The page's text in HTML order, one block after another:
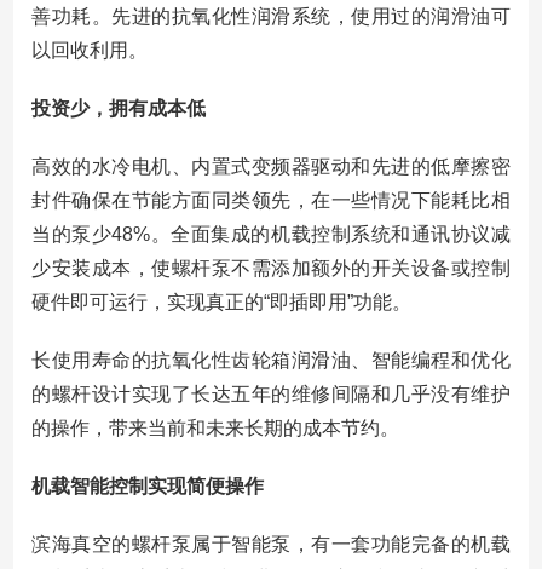
善功耗。先进的抗氧化性润滑系统，使用过的润滑油可
以回收利用。
投资少，拥有成本低
高效的水冷电机、内置式变频器驱动和先进的低摩擦密
封件确保在节能方面同类领先，在一些情况下能耗比相
当的泵少48%。全面集成的机载控制系统和通讯协议减
少安装成本，使螺杆泵不需添加额外的开关设备或控制
硬件即可运行，实现真正的“即插即用”功能。
长使用寿命的抗氧化性齿轮箱润滑油、智能编程和优化
的螺杆设计实现了长达五年的维修间隔和几乎没有维护
的操作，带来当前和未来长期的成本节约。
机载智能控制实现简便操作
滨海真空的螺杆泵属于智能泵，有一套功能完备的机载